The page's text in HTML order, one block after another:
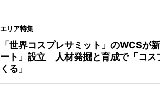
エリア特集
「世界コスプレサミット」のWCSが
ート」設立 人材発掘と育成で「コス
くる」